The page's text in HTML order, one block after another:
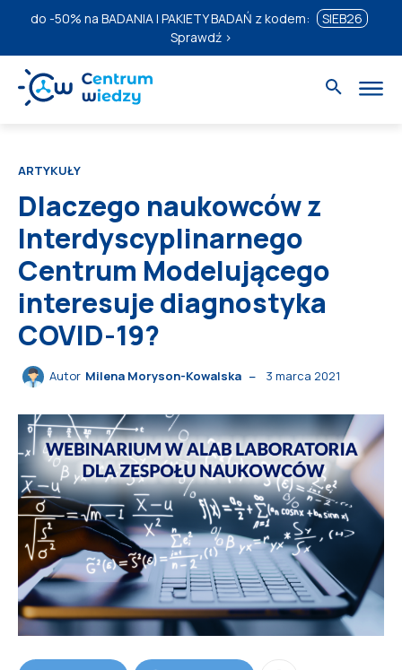
do -50% na BADANIA I PAKIETY BADAŃ z kodem:
SIEB26
Sprawdź ›
ARTYKUŁY
Dlaczego naukowców z
Interdyscyplinarnego
Centrum Modelującego
interesuje diagnostyka
COVID-19?
Autor Milena Moryson-Kowalska 3 marca 2021